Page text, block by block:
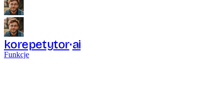
korepetytor ai
Funkcje